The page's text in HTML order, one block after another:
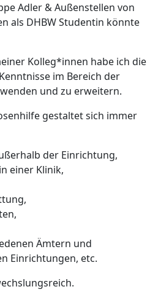
Adler & Außenstellen von
als DHBW Studentin könnte
Kolleg*innen habe ich die
im Bereich der
und zu erweitern.
gestaltet sich immer
der Einrichtung,
einer Klinik,
Ämtern und
Einrichtungen, etc.